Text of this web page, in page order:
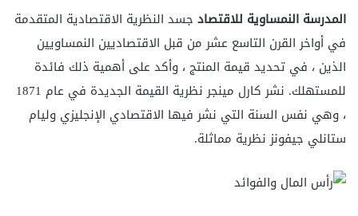
المدرسة النمساوية للاقتصاد جسد النظرية الاقتصادية المتقدمة
في أواخر القرن التاسع عشر من قبل الاقتصاديين النمساويين
الذين ، في تحديد قيمة المنتج ، وأكد على أهمية ذلك فائدة
للمستهلك. نشر كارل مينجر نظرية القيمة الجديدة في عام 1871
، وهي نفس السنة التي نشر فيها الاقتصادي الإنجليزي وليام
ستانلي جيفونز نظرية مماثلة.